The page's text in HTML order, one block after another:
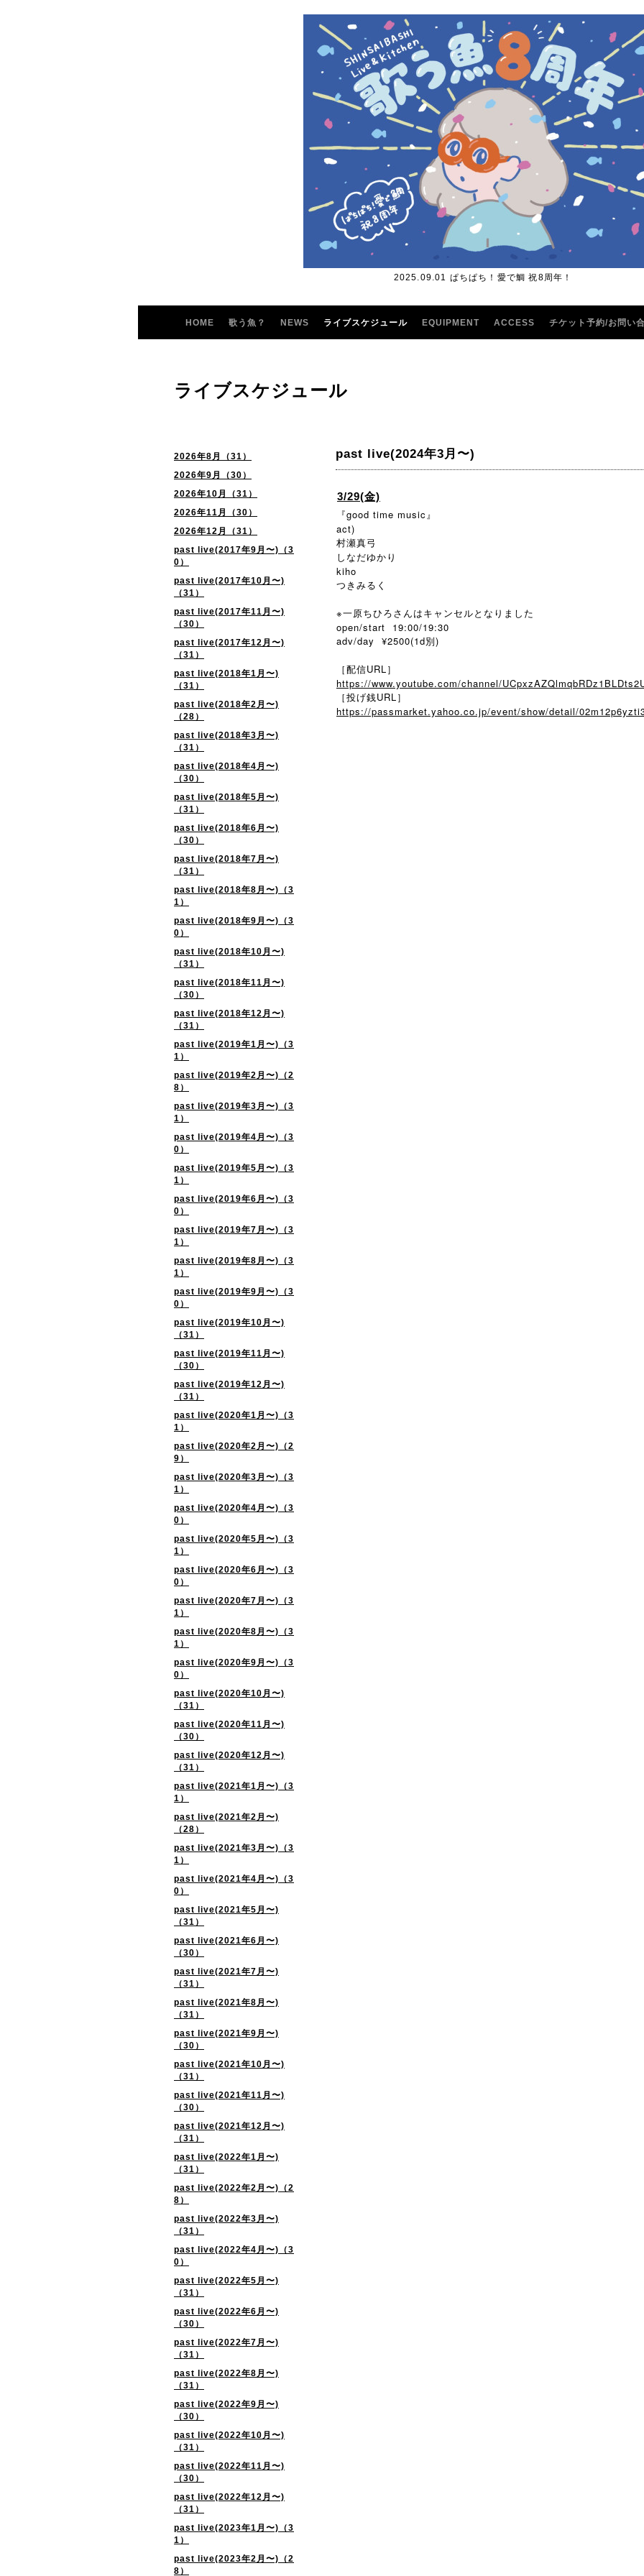
2025.09.01 ぱちぱち！愛で鯛 祝8周年！
HOME 歌う魚？ NEWS ライブスケジュール EQUIPMENT ACCESS チケット予約/お問い
2026年8月（31）
2026年9月（30）
2026年10月（31）
2026年11月（30）
2026年12月（31）
past live(2017年9月〜)（3
0）
past live(2017年10月〜)
（31）
past live(2017年11月〜)
（30）
past live(2017年12月〜)
（31）
past live(2018年1月〜)
（31）
past live(2018年2月〜)
（28）
past live(2018年3月〜)
（31）
past live(2018年4月〜)
（30）
past live(2018年5月〜)
（31）
past live(2018年6月〜)
（30）
past live(2018年7月〜)
（31）
past live(2018年8月〜)（3
1）
past live(2018年9月〜)（3
0）
past live(2018年10月〜)
（31）
past live(2018年11月〜)
（30）
past live(2018年12月〜)
（31）
past live(2019年1月〜)（3
1）
past live(2019年2月〜)（2
8）
past live(2019年3月〜)（3
1）
past live(2019年4月〜)（3
0）
past live(2019年5月〜)（3
1）
past live(2019年6月〜)（3
0）
past live(2019年7月〜)（3
1）
past live(2019年8月〜)（3
1）
past live(2019年9月〜)（3
0）
past live(2019年10月〜)
（31）
past live(2019年11月〜)
（30）
past live(2019年12月〜)
（31）
past live(2020年1月〜)（3
1）
past live(2020年2月〜)（2
9）
past live(2020年3月〜)（3
1）
past live(2020年4月〜)（3
0）
past live(2020年5月〜)（3
1）
past live(2020年6月〜)（3
0）
past live(2020年7月〜)（3
1）
past live(2020年8月〜)（3
1）
past live(2020年9月〜)（3
0）
past live(2020年10月〜)
（31）
past live(2020年11月〜)
（30）
past live(2020年12月〜)
（31）
past live(2021年1月〜)（3
1）
past live(2021年2月〜)
（28）
past live(2021年3月〜)（3
1）
past live(2021年4月〜)（3
0）
past live(2021年5月〜)
（31）
past live(2021年6月〜)
（30）
past live(2021年7月〜)
（31）
past live(2021年8月〜)
（31）
past live(2021年9月〜)
（30）
past live(2021年10月〜)
（31）
past live(2021年11月〜)
（30）
past live(2021年12月〜)
（31）
past live(2022年1月〜)
（31）
past live(2022年2月〜)（2
8）
past live(2022年3月〜)
（31）
past live(2022年4月〜)（3
0）
past live(2022年5月〜)
（31）
past live(2022年6月〜)
（30）
past live(2022年7月〜)
（31）
past live(2022年8月〜)
（31）
past live(2022年9月〜)
（30）
past live(2022年10月〜)
（31）
past live(2022年11月〜)
（30）
past live(2022年12月〜)
（31）
past live(2023年1月〜)（3
1）
past live(2023年2月〜)（2
8）
ライブスケジュール
past live(2024年3月〜)
3/29(金)
『good time music』
act)
村瀬真弓
しなだゆかり
kiho
つきみるく
※一原ちひろさんはキャンセルとなりました
open/start 19:00/19:30
adv/day ¥2500(1d別)
［配信URL］
https://www.youtube.com/channel/
［投げ銭URL］
https://passmarket.yahoo.co.jp/event/show/detail/